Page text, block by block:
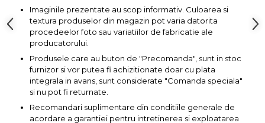
Discuri Fierastrau Circular
Dispozitive de taiat polistiren
Polizoare drepte & accesorii
Purificatoare de aer
Imaginile prezentate au scop informativ. Culoarea si
textura produselor din magazin pot varia datorita
procedeelor foto sau variatiilor de fabricatie ale
producatorului.
Produsele care au buton de "Precomanda", sunt in stoc
furnizor si vor putea fi achizitionate doar cu plata
integrala in avans, sunt considerate "Comanda speciala"
si nu pot fi returnate.
Recomandari suplimentare din conditiile generale de
acordare a garantiei pentru intretinerea si exploatarea